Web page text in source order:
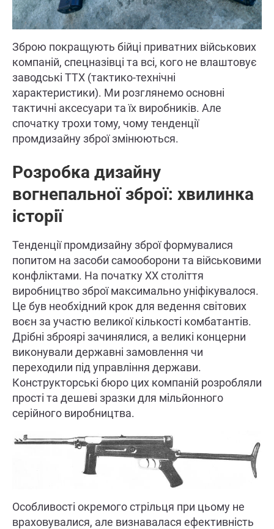
Зброю покращують бійці приватних військових
компаній, спецназівці та всі, кого не влаштовує
заводські ТТХ (тактико-технічні
характеристики). Ми розглянемо основні
тактичні аксесуари та їх виробників. Але
спочатку трохи тому, чому тенденції
промдизайну зброї змінюються.
Розробка дизайну
вогнепальної зброї: хвилинка
історії
Тенденції промдизайну зброї формувалися
попитом на засоби самооборони та військовими
конфліктами. На початку ХХ століття
виробництво зброї максимально уніфікувалося.
Це був необхідний крок для ведення світових
воєн за участю великої кількості комбатантів.
Дрібні зброярі зачинялися, а великі концерни
виконували державні замовлення чи
переходили під управління держави.
Конструкторські бюро цих компаній розробляли
прості та дешеві зразки для мільйонного
серійного виробництва.
Особливості окремого стрільця при цьому не
враховувалися, але визнавалася ефективність